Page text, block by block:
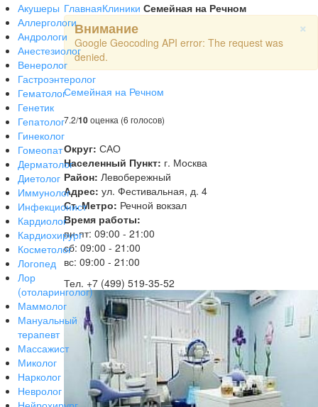
ГлавнаяКлиники Семейная на Речном
×
Внимание
Google Geocoding API error: The request was
denied.
Семейная на Речном
7.2/10оценка (6 голосов)
Округ: САО
Населенный Пункт: г. Москва
Район: Левобережный
Адрес: ул. Фестивальная, д. 4
Ст. Метро: Речной вокзал
Время работы:
пн-пт: 09:00 - 21:00
сб: 09:00 - 21:00
вс: 09:00 - 21:00
Тел. +7 (499) 519-35-52
Акушеры
Аллергологи
Андрологи
Анестезиолог
Венеролог
Гастроэнтеролог
Гематолог
Генетик
Гепатолог
Гинеколог
Гомеопат
Дерматолог
Диетолог
Иммунолог
Инфекционист
Кардиолог
Кардиохирург
Косметолог
Логопед
Лор
(отоларинголог)
Маммолог
Мануальный
терапевт
Массажист
Миколог
Нарколог
Невролог